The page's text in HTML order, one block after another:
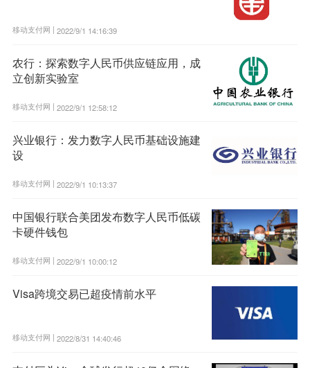
移动支付网 | 2022/9/1 14:16:39
农行：探索数字人民币供应链应用，成
立创新实验室
移动支付网 | 2022/9/1 12:58:12
兴业银行：发力数字人民币基础设施建
设
移动支付网 | 2022/9/1 10:13:37
中国银行联合美团发布数字人民币低碳
卡硬件钱包
移动支付网 | 2022/9/1 10:00:12
Visa跨境交易已超疫情前水平
移动支付网 | 2022/8/31 14:40:46